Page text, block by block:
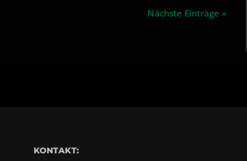
Nächste Einträge »
KONTAKT: